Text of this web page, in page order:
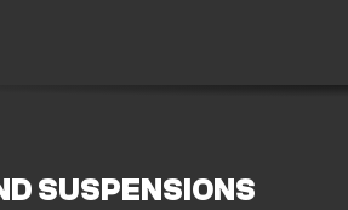
SUSPENSIONS